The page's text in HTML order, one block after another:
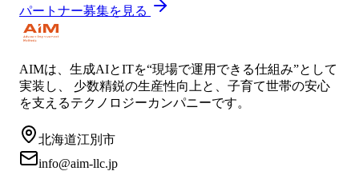
パートナー募集を見る
AIMは、生成AIとITを“現場で運用できる仕組み”として
実装し、 少数精鋭の生産性向上と、子育て世帯の安心
を支えるテクノロジーカンパニーです。
北海道江別市
info@aim-llc.jp